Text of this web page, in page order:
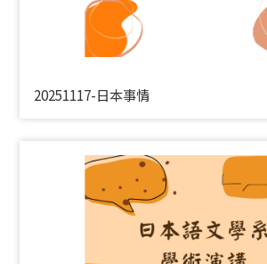
20251117-日本事情